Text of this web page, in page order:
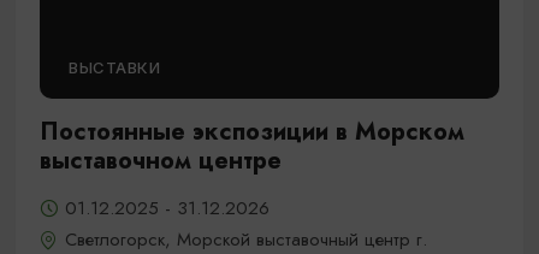
ВЫСТАВКИ
Постоянные экспозиции в Морском
выставочном центре
01.12.2025 - 31.12.2026
Светлогорск, Морской выставочный центр г.